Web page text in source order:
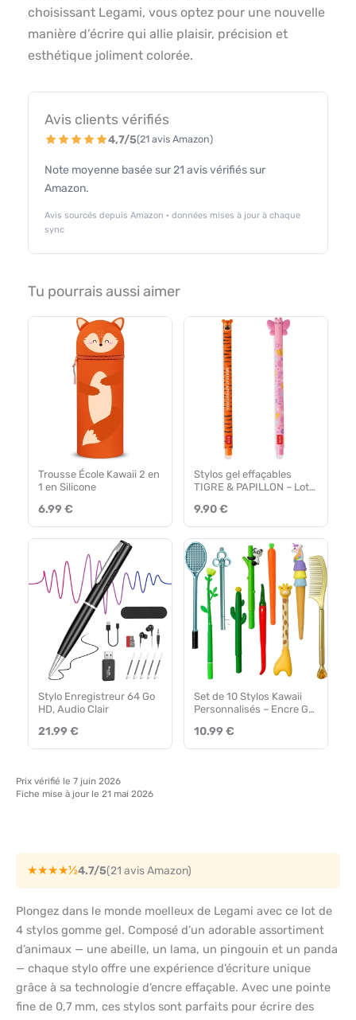
choisissant Legami, vous optez pour une nouvelle
manière d’écrire qui allie plaisir, précision et
esthétique joliment colorée.
Avis clients vérifiés
4,7/5(21 avis Amazon)
Note moyenne basée sur 21 avis vérifiés sur
Amazon.
Avis sourcés depuis Amazon · données mises à jour à chaque
sync
Tu pourrais aussi aimer
Trousse École Kawaii 2 en
1 en Silicone
6.99 €
Stylos gel effaçables
TIGRE & PAPILLON – Lot
9.90 €
Stylo Enregistreur 64 Go
HD, Audio Clair
21.99 €
Set de 10 Stylos Kawaii
Personnalisés – Encre Gel
10.99 €
Prix vérifié le 7 juin 2026
Fiche mise à jour le 21 mai 2026
★★★★½4.7/5(21 avis Amazon)
Plongez dans le monde moelleux de Legami avec ce lot de
4 stylos gomme gel. Composé d’un adorable assortiment
d’animaux — une abeille, un lama, un pingouin et un panda
— chaque stylo offre une expérience d’écriture unique
grâce à sa technologie d’encre effaçable. Avec une pointe
fine de 0,7 mm, ces stylos sont parfaits pour écrire des